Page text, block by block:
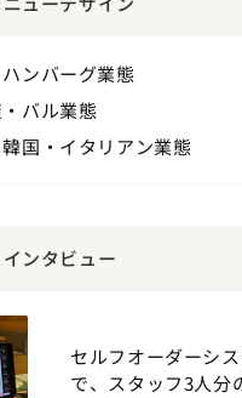
ンバーグ業態
バル業態
国・イタリアン業態
ンタビュー
セルフオーダーシ
で、スタッフ3人分